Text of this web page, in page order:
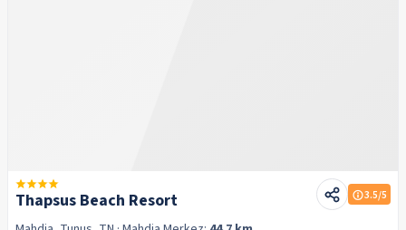
Thapsus Beach Resort 3.5/5